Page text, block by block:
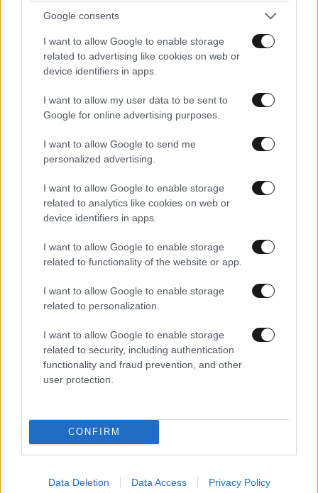
Google consents
I want to allow Google to enable storage
related to advertising like cookies on web or
device identifiers in apps.
I want to allow my user data to be sent to
Google for online advertising purposes.
I want to allow Google to send me
personalized advertising.
I want to allow Google to enable storage
related to analytics like cookies on web or
device identifiers in apps.
I want to allow Google to enable storage
related to functionality of the website or app.
I want to allow Google to enable storage
related to personalization.
I want to allow Google to enable storage
related to security, including authentication
functionality and fraud prevention, and other
user protection.
CONFIRM
Data Deletion Data Access Privacy Policy
«Βουτιά» 10% στην κατανάλωση καυσίμων το
πρώτο εξάμηνο του έτους
Συγκρίνουν τις τιμές στους πάγκους των
λαϊκών και μετά ψωνίζουν οι καταναλωτές –
Πόσο κοστίζουν τα φρούτα και τα λαχανικά